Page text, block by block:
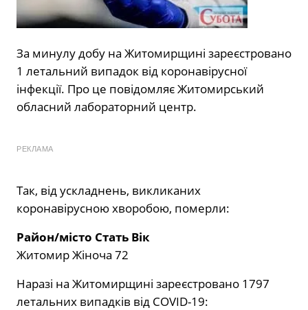
За минулу добу на Житомирщині зареєстровано
1 летальний випадок від коронавірусної
інфекції. Про це повідомляє Житомирський
обласний лабораторний центр.
РЕКЛАМА
Так, від ускладнень, викликаних
коронавірусною хворобою, померли:
Район/місто Стать Вік
Житомир Жіноча 72
Наразі на Житомирщині зареєстровано 1797
летальних випадків від COVID-19: